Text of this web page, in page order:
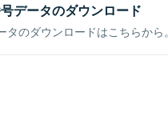
データのダウンロード
タのダウンロードはこちらから